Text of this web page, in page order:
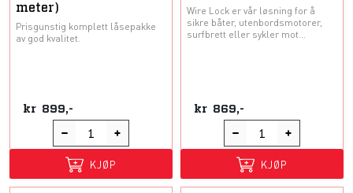
meter)
Prisgunstig komplett låsepakke
av god kvalitet.
kr 899,-
KJØP
Wire Lock er vår løsning for å
sikre båter, utenbordsmotorer,
surfbrett eller sykler mot...
kr 869,-
KJØP